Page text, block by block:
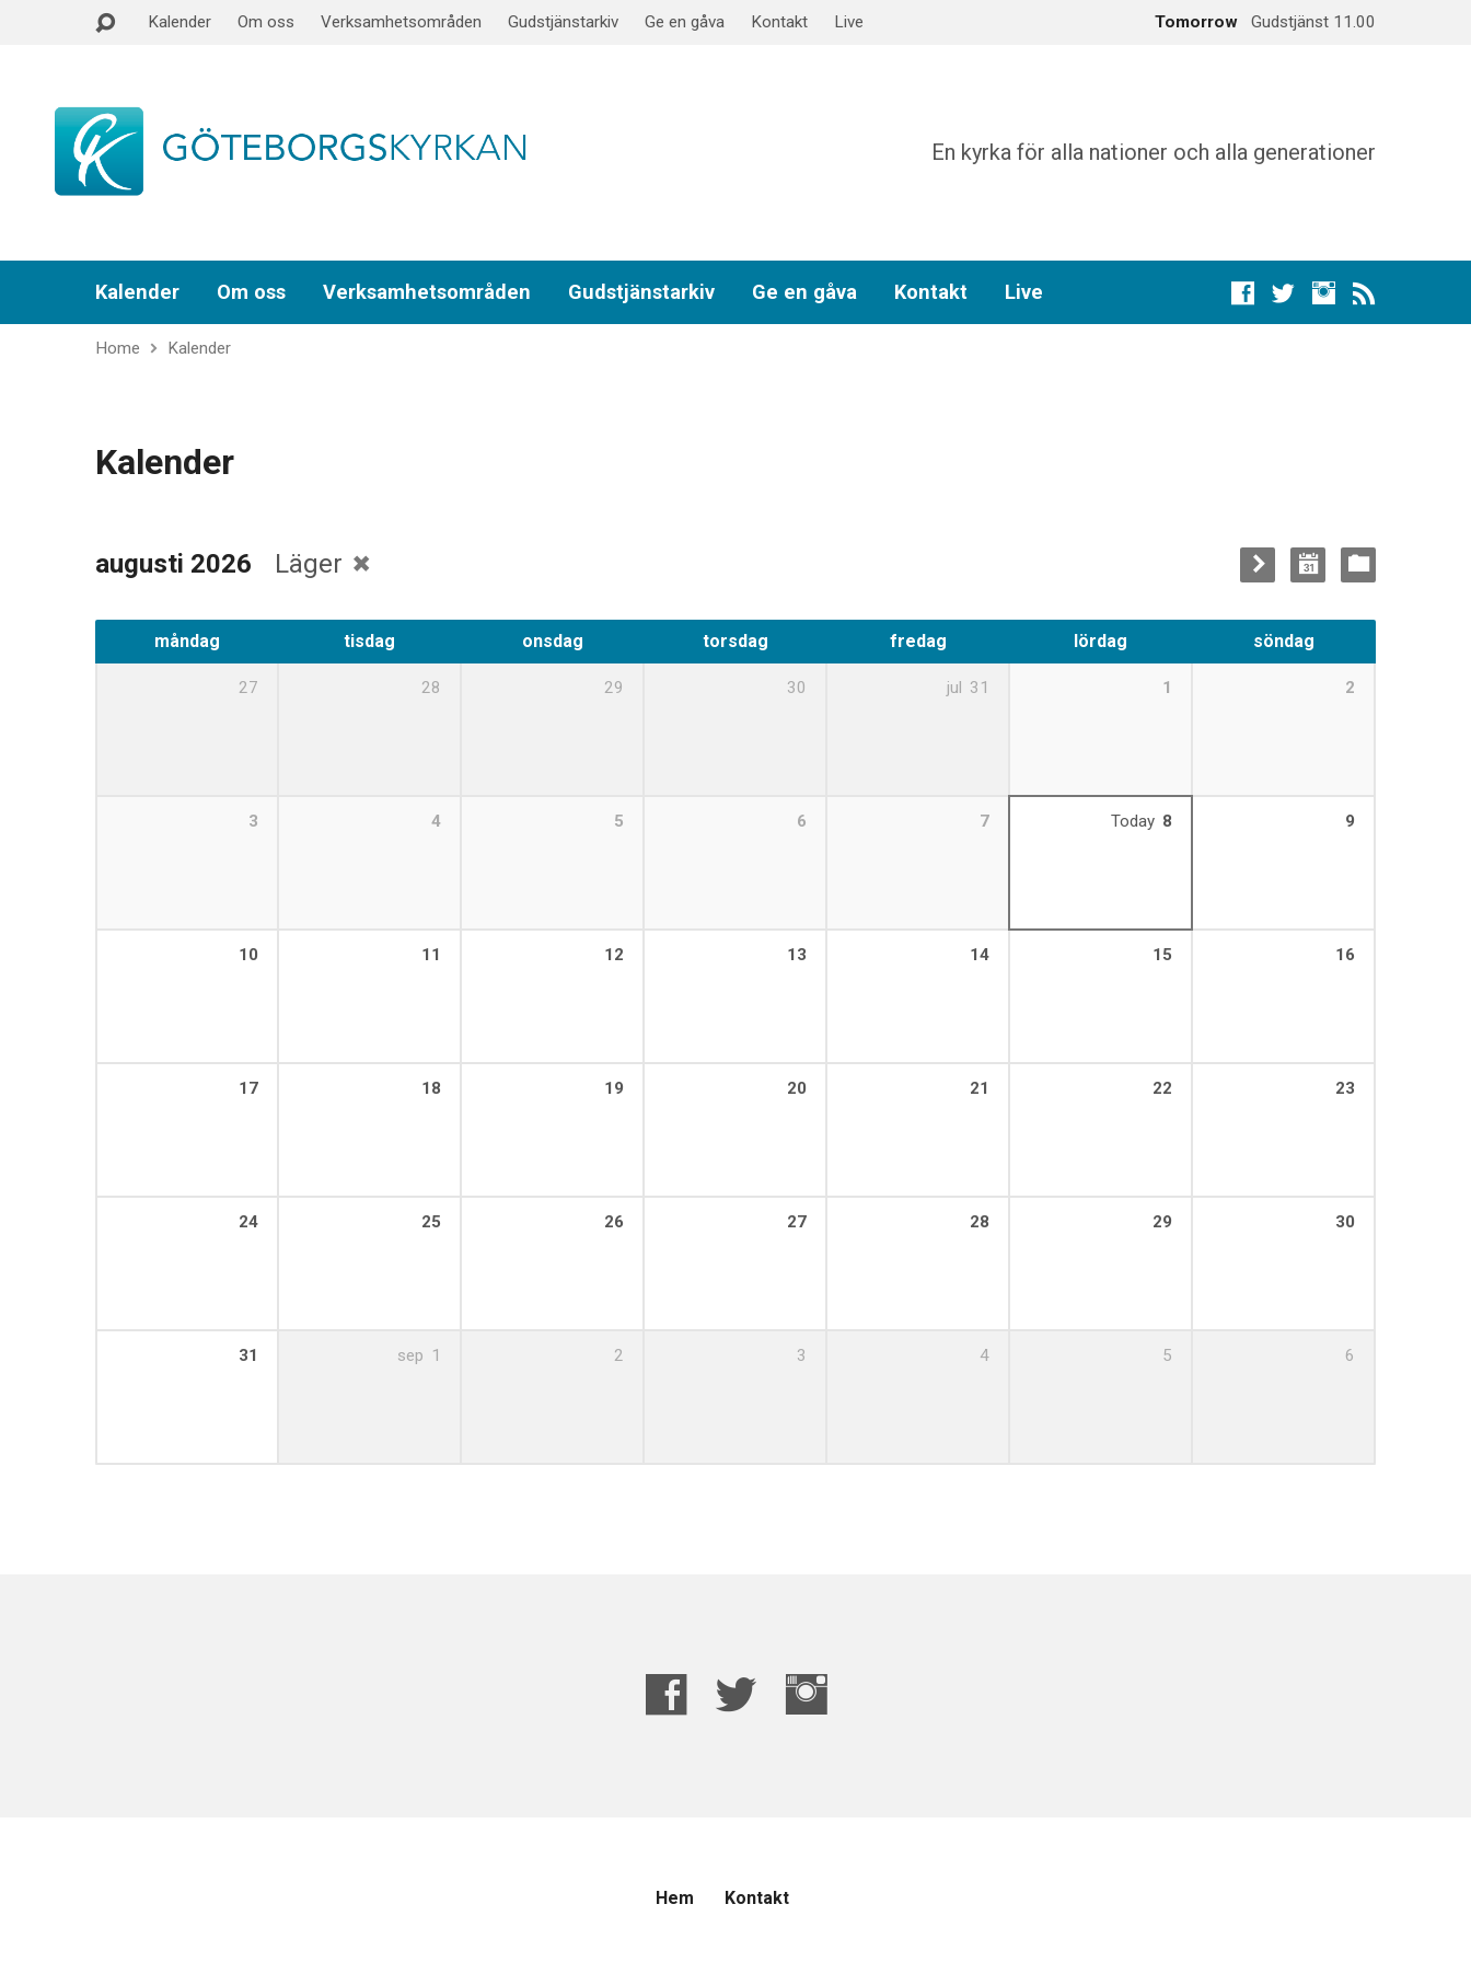
Kalender Om oss Verksamhetsområden Gudstjänstarkiv Ge en gåva Kontakt Live Tomorrow
Gudstjänst 11.00
En kyrka för alla nationer och alla generationer
Kalender Om oss Verksamhetsområden Gudstjänstarkiv Ge en gåva Kontakt Live
Home Kalender
Kalender
augusti 2026 Läger
måndag tisdag onsdag torsdag fredag lördag söndag
27 28 29 30 jul 31 1 2
3 4 5 6 7 Today 8 9
10 11 12 13 14 15 16
17 18 19 20 21 22 23
24 25 26 27 28 29 30
31 sep 1 2 3 4 5 6
Hem Kontakt